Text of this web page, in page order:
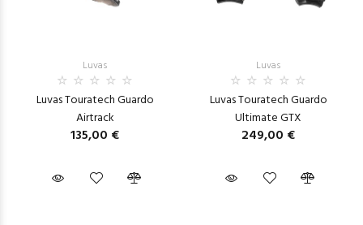
Luvas
Luvas Touratech Guardo
Airtrack
135,00 €
Luvas
Luvas Touratech Guardo
Ultimate GTX
249,00 €